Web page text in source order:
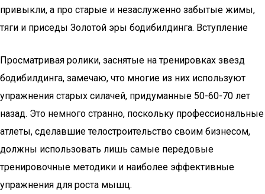
привыкли, а про старые и незаслуженно забытые жимы,
тяги и приседы Золотой эры бодибилдинга. Вступление
Просматривая ролики, заснятые на тренировках звезд
бодибилдинга, замечаю, что многие из них используют
упражнения старых силачей, придуманные 50-60-70 лет
назад. Это немного странно, поскольку профессиональные
атлеты, сделавшие телостроительство своим бизнесом,
должны использовать лишь самые передовые
тренировочные методики и наиболее эффективные
упражнения для роста мышц.